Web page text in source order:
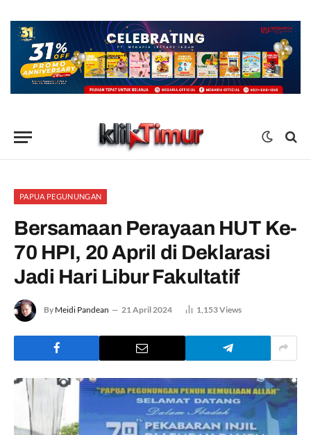
PAPUA PEGUNUNGAN
Bersamaan Perayaan HUT Ke-
70 HPI, 20 April di Deklarasi
Jadi Hari Libur Fakultatif
By Meidi Pandean 21 April 2024 1,153Views